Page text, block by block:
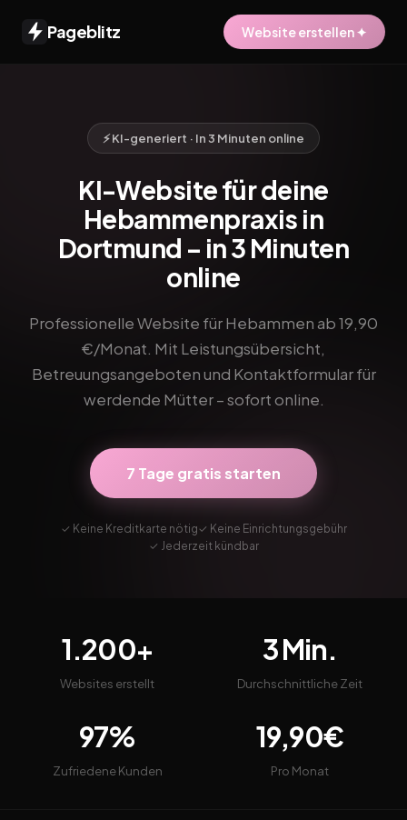
Pageblitz Website erstellen ✦
⚡ KI-generiert · In 3 Minuten online
KI-Website für deine
Hebammenpraxis in
Dortmund – in 3 Minuten
online
Professionelle Website für Hebammen ab 19,90
€/Monat. Mit Leistungsübersicht,
Betreuungsangeboten und Kontaktformular für
werdende Mütter – sofort online.
7 Tage gratis starten
✓ Keine Kreditkarte nötig✓ Keine Einrichtungsgebühr
✓ Jederzeit kündbar
1.200+
Websites erstellt
3 Min.
Durchschnittliche Zeit
97%
Zufriedene Kunden
19,90€
Pro Monat